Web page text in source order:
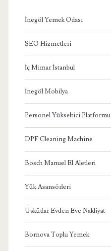
İnegöl Yemek Odası
SEO Hizmetleri
İç Mimar İstanbul
İnegöl Mobilya
Personel Yükseltici Platformu
DPF Cleaning Machine
Bosch Manuel El Aletleri
Yük Asansörleri
Üsküdar Evden Eve Nakliyat
Bornova Toplu Yemek